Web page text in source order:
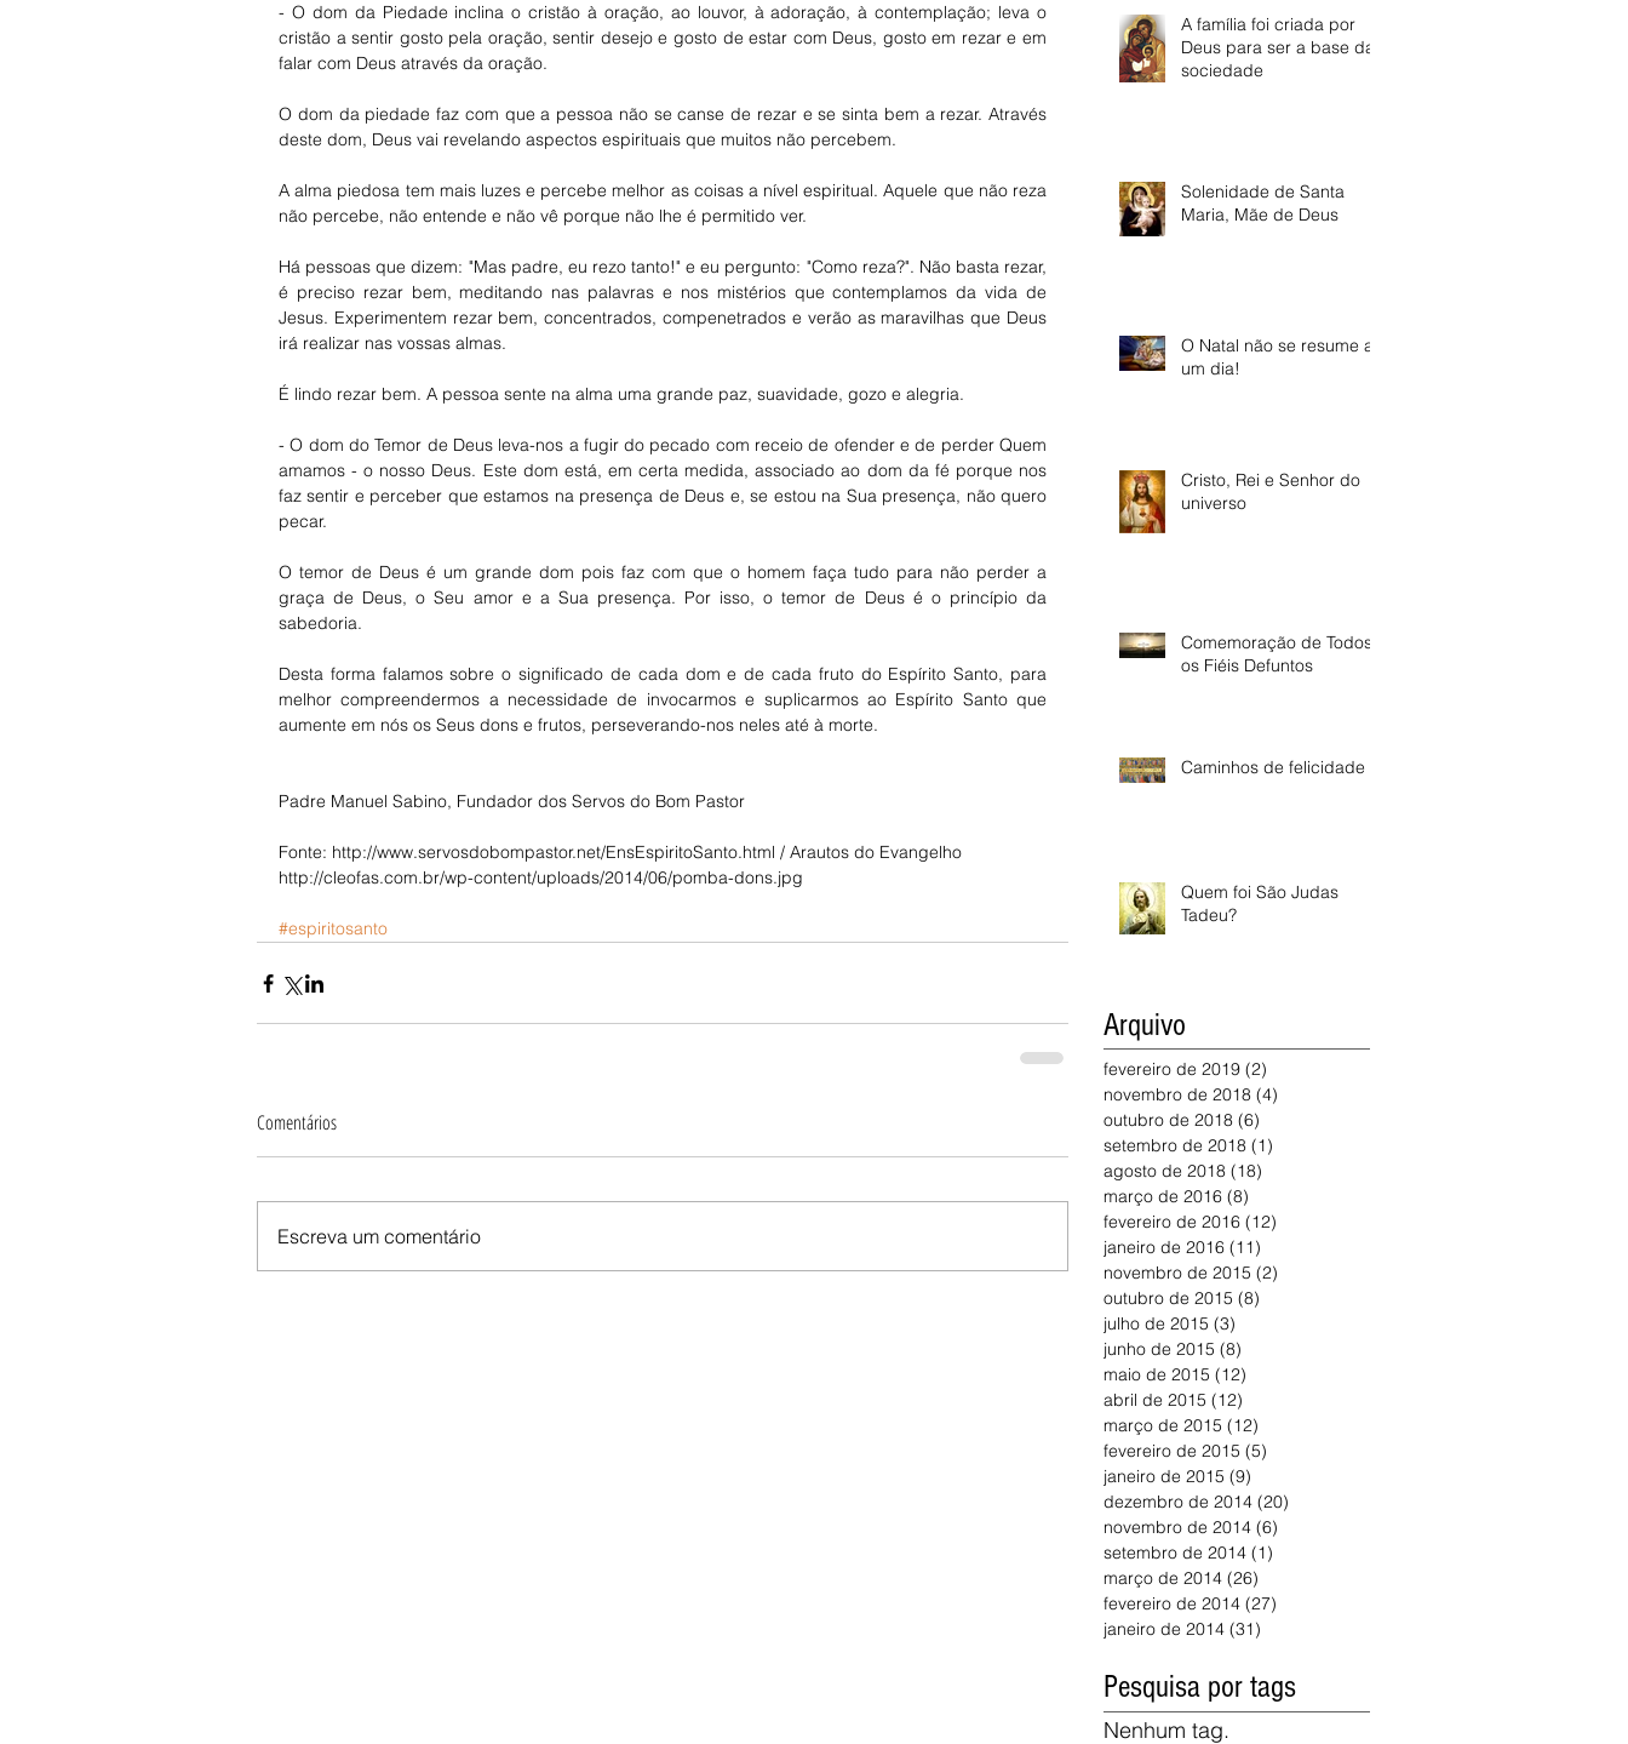
- O dom da Piedade inclina o cristão à oração, ao louvor, à adoração, à contemplação; leva o
cristão a sentir gosto pela oração, sentir desejo e gosto de estar com Deus, gosto em rezar e em
falar com Deus através da oração.
O dom da piedade faz com que a pessoa não se canse de rezar e se sinta bem a rezar. Através
deste dom, Deus vai revelando aspectos espirituais que muitos não percebem.
A alma piedosa tem mais luzes e percebe melhor as coisas a nível espiritual. Aquele que não reza
não percebe, não entende e não vê porque não lhe é permitido ver.
Há pessoas que dizem: "Mas padre, eu rezo tanto!" e eu pergunto: "Como reza?". Não basta rezar,
é preciso rezar bem, meditando nas palavras e nos mistérios que contemplamos da vida de
Jesus. Experimentem rezar bem, concentrados, compenetrados e verão as maravilhas que Deus
irá realizar nas vossas almas.
É lindo rezar bem. A pessoa sente na alma uma grande paz, suavidade, gozo e alegria.
- O dom do Temor de Deus leva-nos a fugir do pecado com receio de ofender e de perder Quem
amamos - o nosso Deus. Este dom está, em certa medida, associado ao dom da fé porque nos
faz sentir e perceber que estamos na presença de Deus e, se estou na Sua presença, não quero
pecar.
O temor de Deus é um grande dom pois faz com que o homem faça tudo para não perder a
graça de Deus, o Seu amor e a Sua presença. Por isso, o temor de Deus é o princípio da
sabedoria.
Desta forma falamos sobre o significado de cada dom e de cada fruto do Espírito Santo, para
melhor compreendermos a necessidade de invocarmos e suplicarmos ao Espírito Santo que
aumente em nós os Seus dons e frutos, perseverando-nos neles até à morte.
Padre Manuel Sabino, Fundador dos Servos do Bom Pastor
Fonte: http://www.servosdobompastor.net/EnsEspiritoSanto.html / Arautos do Evangelho
http://cleofas.com.br/wp-content/uploads/2014/06/pomba-dons.jpg
#espiritosanto
Comentários
Escreva um comentário
A família foi criada por
Deus para ser a base da
sociedade
Solenidade de Santa
Maria, Mãe de Deus
O Natal não se resume a
um dia!
Cristo, Rei e Senhor do
universo
Comemoração de Todos
os Fiéis Defuntos
Caminhos de felicidade
Quem foi São Judas
Tadeu?
Arquivo
fevereiro de 2019 (2)
novembro de 2018 (4)
outubro de 2018 (6)
setembro de 2018 (1)
agosto de 2018 (18)
março de 2016 (8)
fevereiro de 2016 (12)
janeiro de 2016 (11)
novembro de 2015 (2)
outubro de 2015 (8)
julho de 2015 (3)
junho de 2015 (8)
maio de 2015 (12)
abril de 2015 (12)
março de 2015 (12)
fevereiro de 2015 (5)
janeiro de 2015 (9)
dezembro de 2014 (20)
novembro de 2014 (6)
setembro de 2014 (1)
março de 2014 (26)
fevereiro de 2014 (27)
janeiro de 2014 (31)
Pesquisa por tags
Nenhum tag.